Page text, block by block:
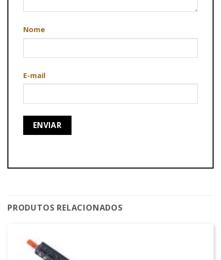
Nome
E-mail
PRODUTOS RELACIONADOS